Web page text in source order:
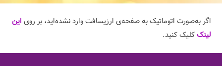
اگر به‌صورت اتوماتیک به صفحه‌ی ارزیسافت وارد نشده‌اید، بر روی این
لینککلیک کنید.